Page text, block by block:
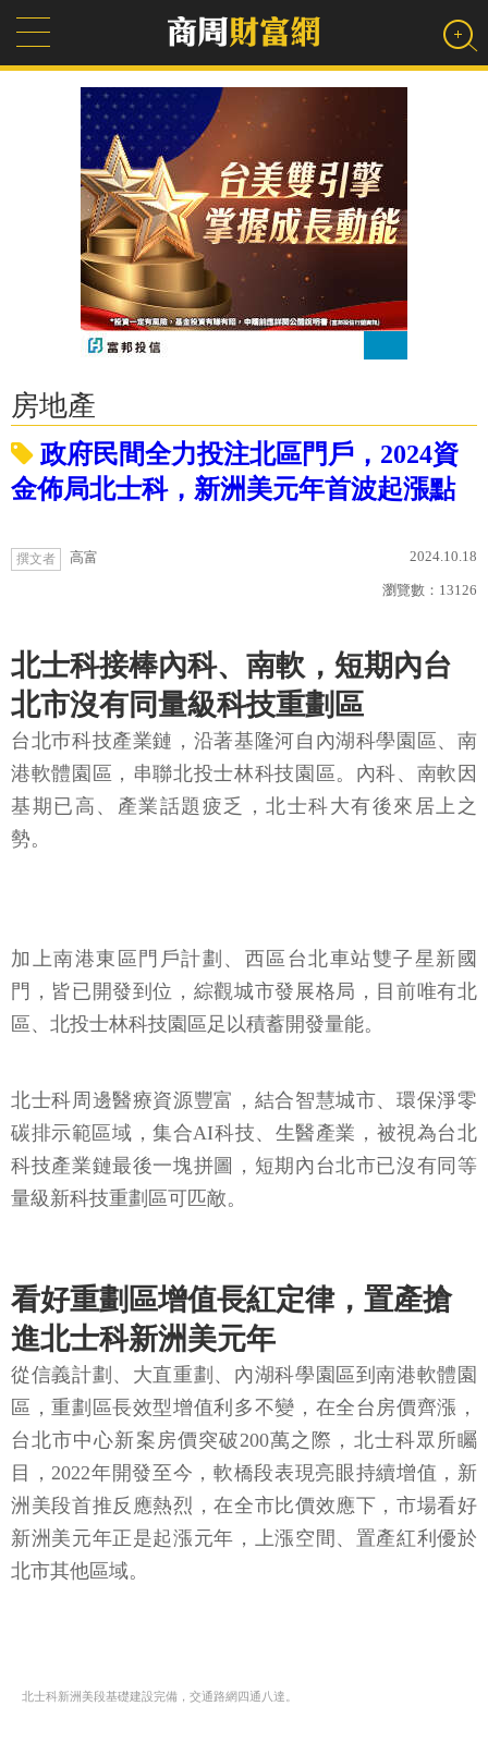
房地產
政府民間全力投注北區門戶，2024資
金佈局北士科，新洲美元年首波起漲點
撰文者 高富 2024.10.18
瀏覽數： 13126
北士科接棒內科、南軟，短期內台
北市沒有同量級科技重劃區
台北巿科技產業鏈，沿著基隆河自內湖科學園區、南
港軟體園區，串聯北投士林科技園區。內科、南軟因
基期已高、產業話題疲乏，北士科大有後來居上之
勢。
加上南港東區門戶計劃、西區台北車站雙子星新國
門，皆已開發到位，綜觀城市發展格局，目前唯有北
區、北投士林科技園區足以積蓄開發量能。
北士科周邊醫療資源豐富，結合智慧城市、環保淨零
碳排示範區域，集合AI科技、生醫產業，被視為台北
科技產業鏈最後一塊拼圖，短期內台北市已沒有同等
量級新科技重劃區可匹敵。
看好重劃區增值長紅定律，置產搶
進北士科新洲美元年
從信義計劃、大直重劃、內湖科學園區到南港軟體園
區，重劃區長效型增值利多不變，在全台房價齊漲，
台北市中心新案房價突破200萬之際，北士科眾所矚
目，2022年開發至今，軟橋段表現亮眼持續增值，新
洲美段首推反應熱烈，在全市比價效應下，市場看好
新洲美元年正是起漲元年，上漲空間、置產紅利優於
北市其他區域。
北士科新洲美段基礎建設完備，交通路網四通八達。